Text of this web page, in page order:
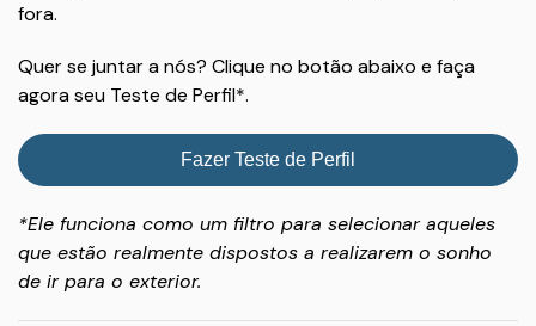
fora.
Quer se juntar a nós? Clique no botão abaixo e faça
agora seu Teste de Perfil*.
Fazer Teste de Perfil
*Ele funciona como um filtro para selecionar aqueles
que estão realmente dispostos a realizarem o sonho
de ir para o exterior.